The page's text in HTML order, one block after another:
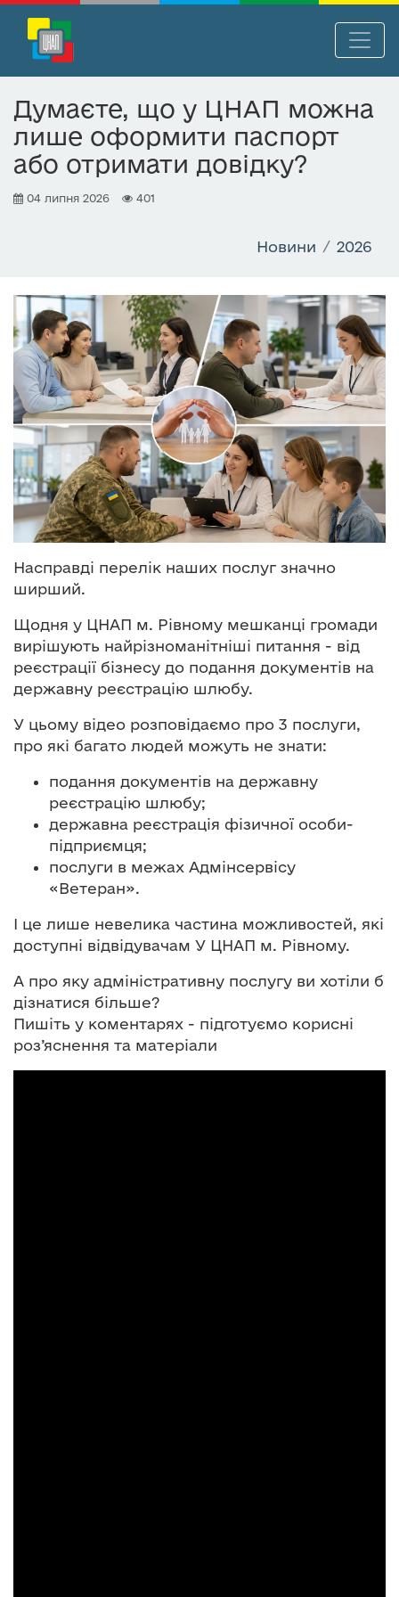
е
й
т
и
д
в
н
г
о
в
м
і
с
т
у
Новини 2026
Думаєте, що у ЦНАП можна
лише оформити паспорт
або отримати довідку?
04 липня 2026 401
Насправді перелік наших послуг значно
ширший.
Щодня у ЦНАП м. Рівному мешканці громади
вирішують найрізноманітніші питання - від
реєстрації бізнесу до подання документів на
державну реєстрацію шлюбу.
У цьому відео розповідаємо про 3 послуги,
про які багато людей можуть не знати:
подання документів на державну
реєстрацію шлюбу;
державна реєстрація фізичної особи-
підприємця;
послуги в межах Адмінсервісу
«Ветеран».
І це лише невелика частина можливостей, які
доступні відвідувачам У ЦНАП м. Рівному.
А про яку адміністративну послугу ви хотіли б
дізнатися більше?
Пишіть у коментарях - підготуємо корисні
роз’яснення та матеріали